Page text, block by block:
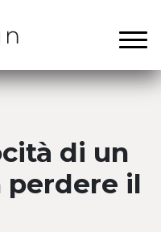
di un
perdere il